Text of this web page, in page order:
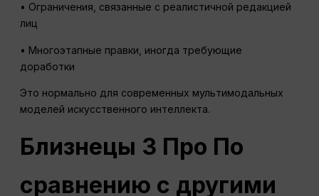
• Ограничения, связанные с реалистичной редакцией
лиц
• Многоэтапные правки, иногда требующие
доработки
Это нормально для современных мультимодальных
моделей искусственного интеллекта.
Близнецы 3 Про По
сравнению с другими